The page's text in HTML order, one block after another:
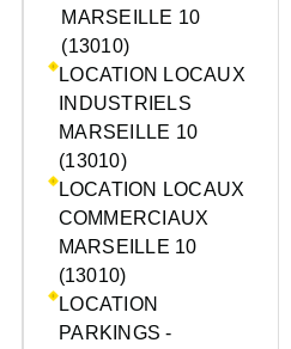
MARSEILLE 10
(13010)
LOCATION LOCAUX
INDUSTRIELS
MARSEILLE 10
(13010)
LOCATION LOCAUX
COMMERCIAUX
MARSEILLE 10
(13010)
LOCATION
PARKINGS -